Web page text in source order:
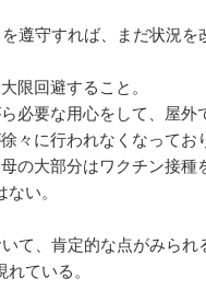
遵守すれば、まだ状況
限回避すること。
必要な用心をして、屋外
々に行われなくなって
の大部分はワクチン接
い。
て、肯定的な点がみら
ている。